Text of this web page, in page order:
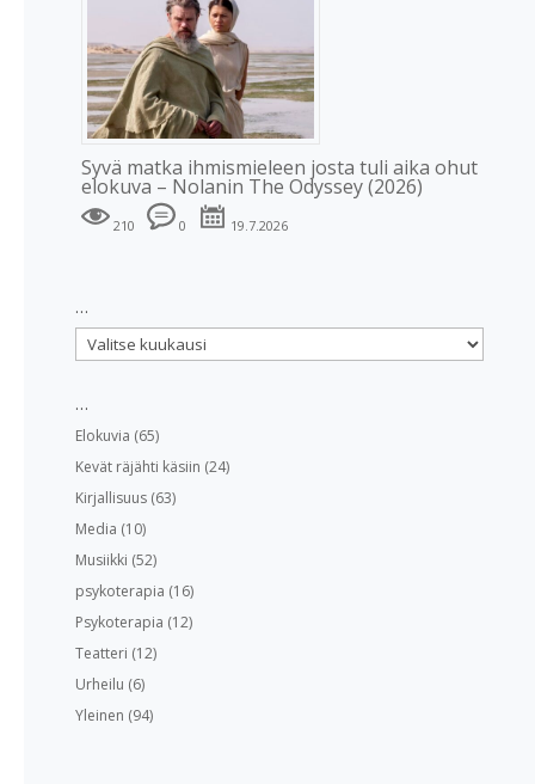
Syvä matka ihmismieleen josta tuli aika ohut
elokuva – Nolanin The Odyssey (2026)
210 0 19.7.2026
…
…
Elokuvia (65)
Kevät räjähti käsiin (24)
Kirjallisuus(63)
Media (10)
Musiikki (52)
psykoterapia (16)
Psykoterapia (12)
Teatteri (12)
Urheilu (6)
Yleinen (94)